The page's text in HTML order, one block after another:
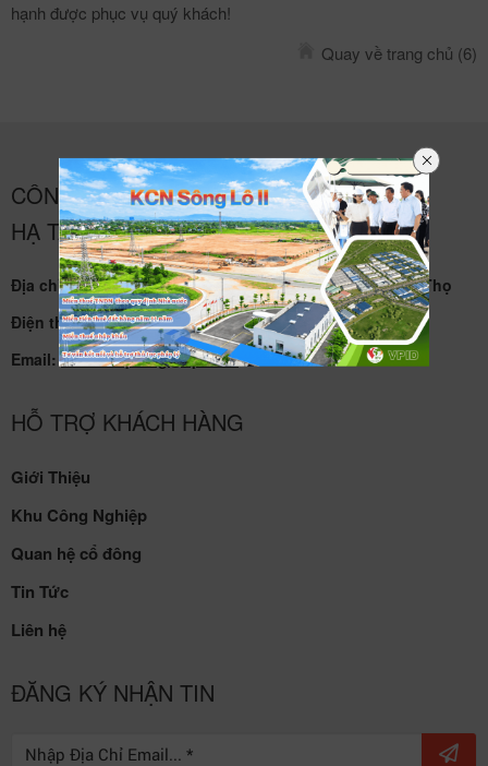
hạnh được phục vụ quý khách!
Quay về trang chủ (5)
CÔNG TY CỔ PHẦN PHÁT TRIỂN
HẠ TẦNG VĨNH PHÚC
Địa chỉ: KCN Khai Quang, phường Vĩnh Phúc, tỉnh Phú Thọ
Điện thoại:02113 720 945
Email:kcnkhaiquang@vpid.vn
HỖ TRỢ KHÁCH HÀNG
Giới Thiệu
Khu Công Nghiệp
Quan hệ cổ đông
Tin Tức
Liên hệ
ĐĂNG KÝ NHẬN TIN